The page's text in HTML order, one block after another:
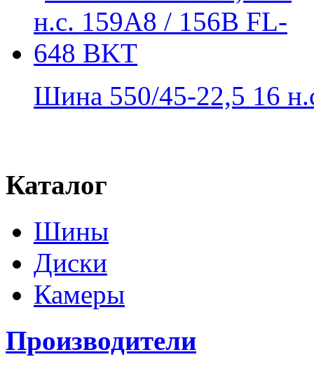
Шина 550/45-22,5 16
Каталог
Шины
Диски
Камеры
Производители